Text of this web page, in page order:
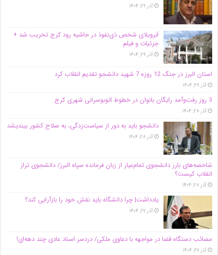
آذر ۲۹, ۱۴۰۴
اَبَر‌ویلای شخص ذی‌نفوذ در حاشیه‌ رود کرج تخریب شد +
جزئیات و فیلم
آذر ۲۹, ۱۴۰۴
استان البرز در جنگ 12 روزه 7 شهید دانشجو تقدیم انقلاب کرد
آذر ۲۹, ۱۴۰۴
3 روز رفت‌وآمد رایگان بانوان در خطوط اتوبوسرانی شهری کرج
آذر ۲۸, ۱۴۰۴
دانشجو باید به دور از سیاست‌زدگی، به صلاح کشور بیندیشد
آذر ۲۸, ۱۴۰۴
شاخصه‌های بارز دانشجوی تمام‌عیار از زبان فرمانده سپاه البرز/ دانشجوی تراز
انقلاب کیست؟
آذر ۲۸, ۱۴۰۴
یادداشت| چرا دانشگاه باید نقش خود را بازآرایی کند؟
آذر ۲۷, ۱۴۰۴
مصائب دستگاه قضا در مواجهه با دعاوی ملکی/ دردسر اسناد عادی چند‌ دهه‌ای!
آذر ۲۷, ۱۴۰۴